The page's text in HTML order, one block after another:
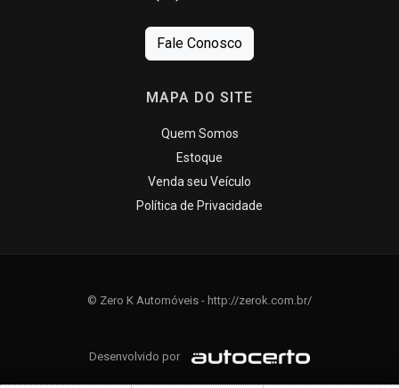
Fale Conosco
MAPA DO SITE
Quem Somos
Estoque
Venda seu Veículo
Política de Privacidade
© Zero K Automóveis - http://zerok.com.br/
Desenvolvido por